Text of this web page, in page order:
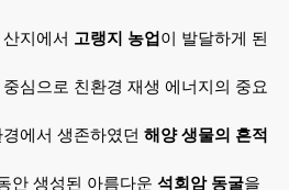
지에서 고랭지 농업 이 발달하게 된
중심으로 친환경 재생 에너지의 중요
에서 생존하였던 해양 생물의 흔적
안 생성된 아름다운 석회암 동굴을